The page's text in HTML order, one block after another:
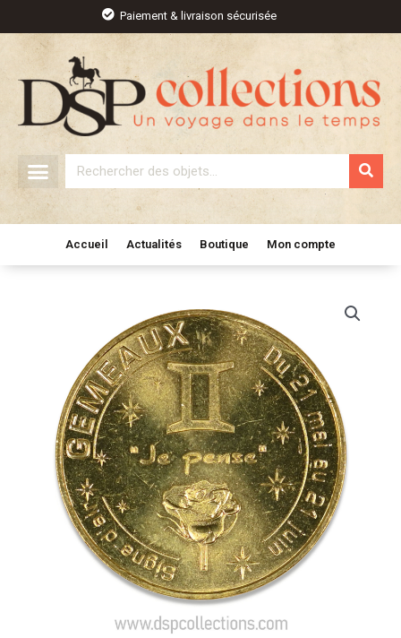
contenu
Paiement & livraison sécurisée
Rechercher
Accueil Actualités Boutique Mon compte